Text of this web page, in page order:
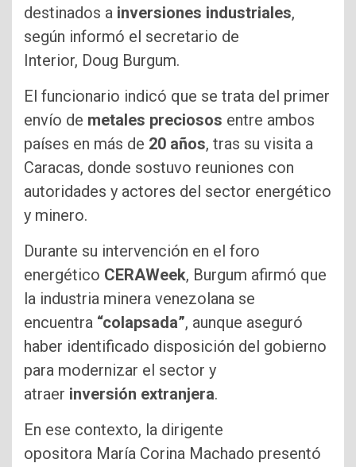
destinados a inversiones industriales,
según informó el secretario de
Interior, Doug Burgum.
El funcionario indicó que se trata del primer
envío de metales preciosos entre ambos
países en más de 20 años, tras su visita a
Caracas, donde sostuvo reuniones con
autoridades y actores del sector energético
y minero.
Durante su intervención en el foro
energético CERAWeek, Burgum afirmó que
la industria minera venezolana se
encuentra “colapsada”, aunque aseguró
haber identificado disposición del gobierno
para modernizar el sector y
atraer inversión extranjera.
En ese contexto, la dirigente
opositora María Corina Machado presentó